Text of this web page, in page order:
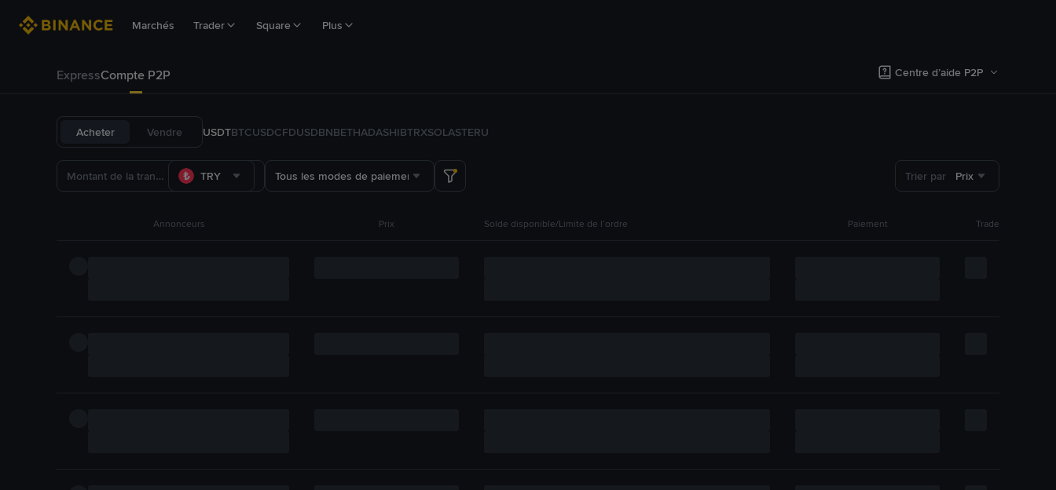
Marchés Trader Square Plus
ExpressCompte P2P Centre d’aide P2P
Acheter Vendre USDTBTCUSDCFDUSDBNBETHADASHIBTRXSOLASTERU
TRY Tous les modes de paiement Trier par Prix
Annonceurs Prix Solde disponible/Limite de l’ordre Paiement Trade